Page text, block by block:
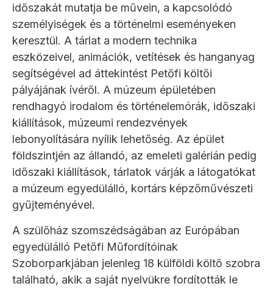
időszakát mutatja be művein, a kapcsolódó
személyiségek és a történelmi eseményeken
keresztül. A tárlat a modern technika
eszközeivel, animációk, vetítések és hanganyag
segítségével ad áttekintést Petőfi költői
pályájának ívéről. A múzeum épületében
rendhagyó irodalom és történelemórák, időszaki
kiállítások, múzeumi rendezvények
lebonyolítására nyílik lehetőség. Az épület
földszintjén az állandó, az emeleti galérián pedig
időszaki kiállítások, tárlatok várják a látogatókat
a múzeum egyedülálló, kortárs képzőművészeti
gyűjteményével.
A szülőház szomszédságában az Európában
egyedülálló Petőfi Műfordítóinak
Szoborparkjában jelenleg 18 külföldi költő szobra
található, akik a saját nyelvükre fordították le